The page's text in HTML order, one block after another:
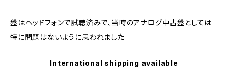
盤はヘッドフォンで試聴済みで、当時のアナログ中古盤としては
特に問題はないように思われました
International shipping available